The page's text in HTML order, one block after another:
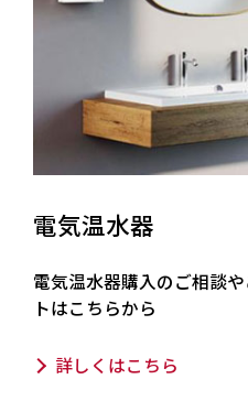
電気温水器
電気温水器購入のご相談
トはこちらから
詳しくはこちら